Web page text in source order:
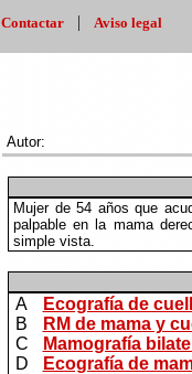
Contactar | Aviso legal
Autor:
Mujer de 54 años que
palpable en la mama
simple vista.
A
Ecografía de
B
RM de mama y
C
Mamografía
D
Ecografía de